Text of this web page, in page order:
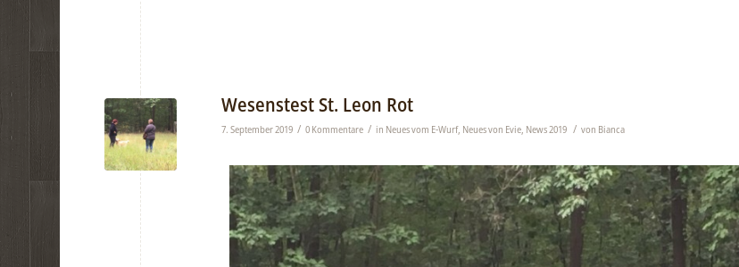
Wesenstest St. Leon Rot
7. September 2019 / 0 Kommentare / in Neues vom E-Wurf, Neues von Evie, News 2019 / von Bianca